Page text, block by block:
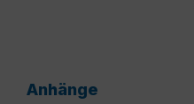
Anhänge